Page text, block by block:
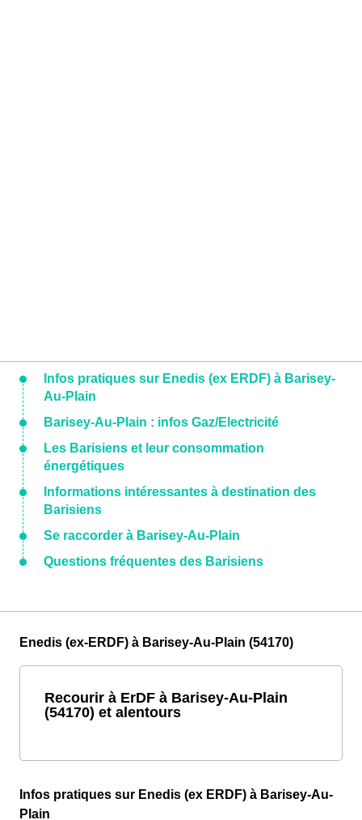
Infos pratiques sur Enedis (ex ERDF) à Barisey-
Au-Plain
Barisey-Au-Plain : infos Gaz/Electricité
Les Barisiens et leur consommation
énergétiques
Informations intéressantes à destination des
Barisiens
Se raccorder à Barisey-Au-Plain
Questions fréquentes des Barisiens
Enedis (ex-ERDF) à Barisey-Au-Plain (54170)
Recourir à ErDF à Barisey-Au-Plain
(54170) et alentours
Infos pratiques sur Enedis (ex ERDF) à Barisey-Au-
Plain